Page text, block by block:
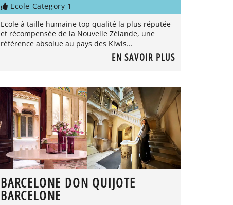
Ecole Category 1
Ecole à taille humaine top qualité la plus réputée
et récompensée de la Nouvelle Zélande, une
référence absolue au pays des Kiwis...
EN SAVOIR PLUS
BARCELONE DON QUIJOTE
BARCELONE